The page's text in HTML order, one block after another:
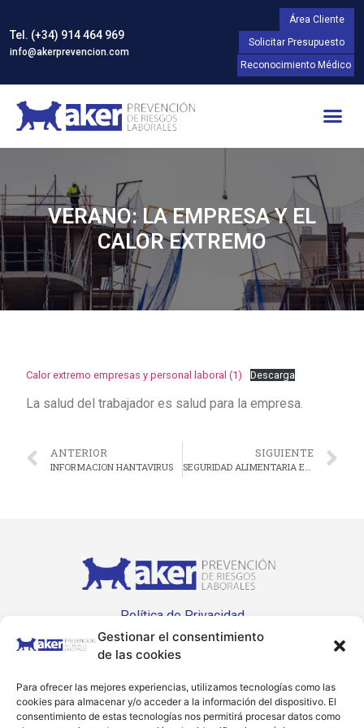
Gestionar el consentimiento
de las cookies
Para ofrecer las mejores experiencias, utilizamos tecnologías como las
cookies para almacenar y/o acceder a la información del dispositivo. El
consentimiento de estas tecnologías nos permitirá procesar datos como
Tel. (+34) 914 464 969
info@akerprevencion.com
Área Cliente
Solicitar Presupuesto
Reconocimiento Médico
VERANO: LA EMPRESA Y EL
CALOR EXTREMO
Calor extremo empresas y personal laboral (1) Descarga
La salud del trabajador es salud para la empresa.
ANTERIOR
INFORMACION HANTAVIRUS
SIGUIENTE
SEGURIDAD ALIMENTARIA EN VERANO
Política de Privacidad
Política de Cookies
+34 914 464 968